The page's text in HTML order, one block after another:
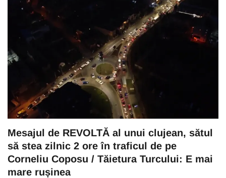
Mesajul de REVOLTĂ al unui clujean, sătul
să stea zilnic 2 ore în traficul de pe
Corneliu Coposu / Tăietura Turcului: E mai
mare rușinea